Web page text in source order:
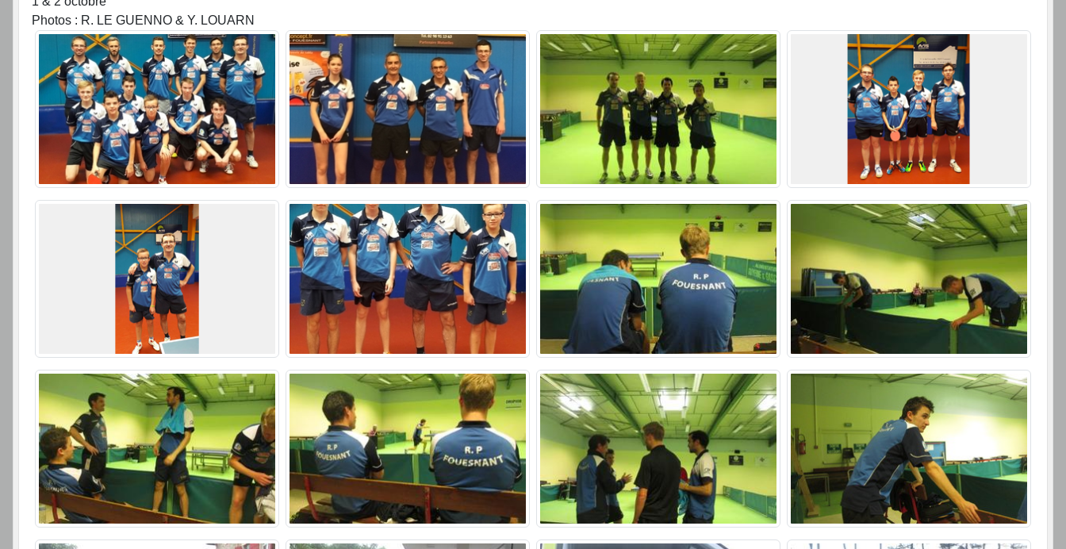
Photos : R. LE GUENNO & Y. LOUARN